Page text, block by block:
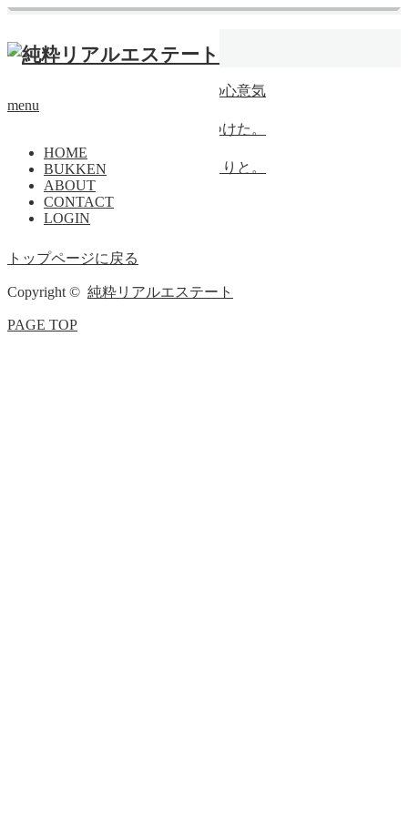
menu
HOME
BUKKEN
ABOUT
CONTACT
LOGIN
山ノ内
【成約済】身一つで、その心意気
【成約済】小さな恋みーつけた。
賃貸
【成約済】北鎌倉にこっくりと。
賃貸
[成約済]隠れ家的〇〇
戸建
トップページに戻る
Copyright © 純粋リアルエステート
PAGE TOP